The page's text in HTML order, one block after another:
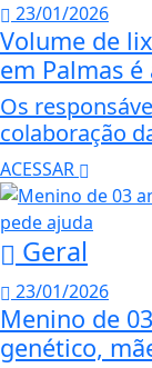
23/01/2026
Volume de
em Palmas
Os
colaboração
ACESSAR
Geral
23/01/2026
Menino de
genético,